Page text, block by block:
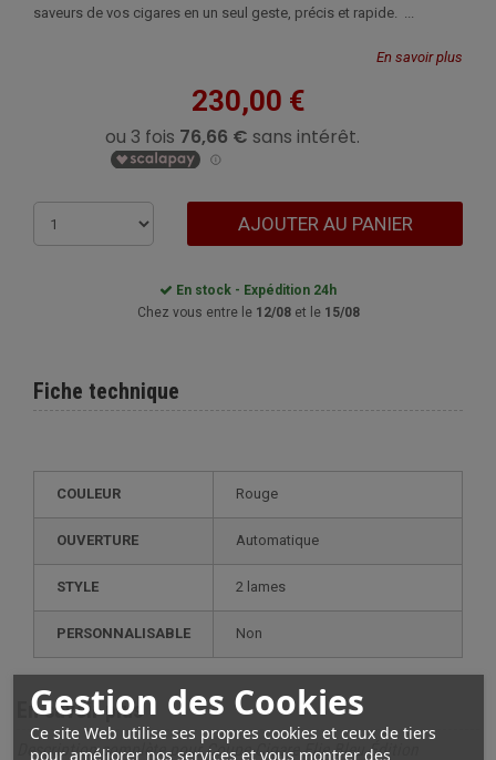
Gestion des Cookies
Ce site Web utilise ses propres cookies et ceux de tiers
pour améliorer nos services et vous montrer des
saveurs de vos cigares en un seul geste, précis et rapide. ...
En savoir plus
230,00 €
AJOUTER AU PANIER
En stock - Expédition 24h
Chez vous entre le 12/08et le 15/08
Fiche technique
COULEUR Rouge
OUVERTURE Automatique
STYLE 2 lames
PERSONNALISABLE non
En savoir plus
Description complète pour Coupe-Cigare Elie Bleu Édition